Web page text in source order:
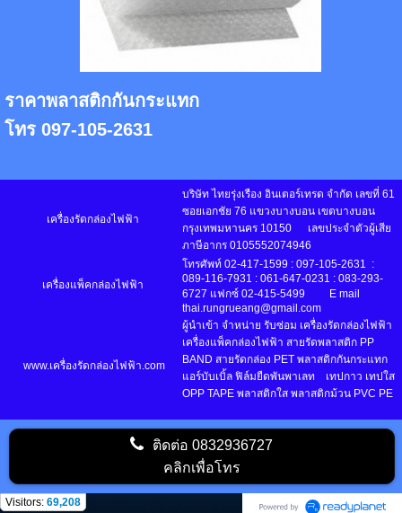
ราคาพลาสติกกันกระแทก
โทร 097-105-2631
เครื่องรัดกล่องไฟฟ้า
บริษัท ไทยรุ่งเรือง อินเตอร์เทรด จำกัด เลขที่ 61
ซอยเอกชัย 76 แขวงบางบอน เขตบางบอน
กรุงเทพมหานคร 10150 เลขประจำตัวผู้เสีย
ภาษีอากร 0105552074946
เครื่องแพ็คกล่องไฟฟ้า
โทรศัพท์ 02-417-1599 : 097-105-2631 :
089-116-7931 : 061-647-0231 : 083-293-
6727 แฟกซ์ 02-415-5499 E mail
thai.rungrueang@gmail.com
www.เครื่องรัดกล่องไฟฟ้า.com
ผู้นำเข้า จำหน่าย รับซ่อม เครื่องรัดกล่องไฟฟ้า
เครื่องแพ็คกล่องไฟฟ้า สายรัดพลาสติก PP
BAND สายรัดกล่อง PET พลาสติกกันกระแทก
แอร์บับเบิ้ล ฟิล์มยืดพันพาเลท เทปกาว เทปใส
OPP TAPE พลาสติกใส พลาสติกม้วน PVC PE
ติดต่อ0832936727
คลิกเพื่อโทร
Visitors: 69,208